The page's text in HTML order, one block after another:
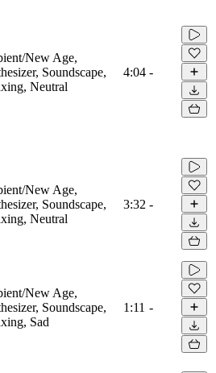
New Age,
Soundscape,
Neutral
4:04 -
New Age,
Soundscape,
Neutral
3:32 -
New Age,
Soundscape,
Sad
1:11 -